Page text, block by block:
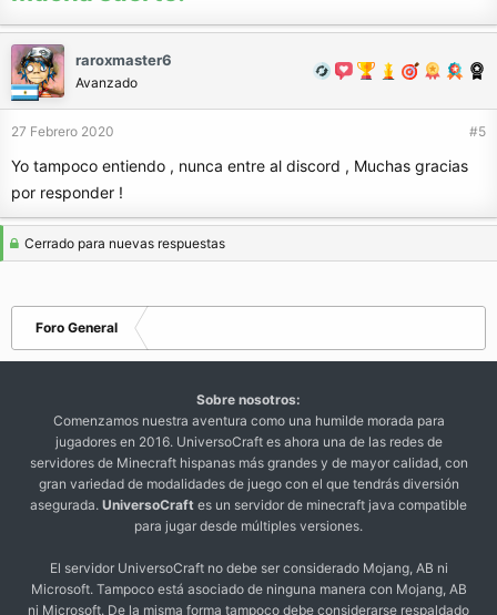
raroxmaster6
Avanzado
27 Febrero 2020 #5
Yo tampoco entiendo , nunca entre al discord , Muchas gracias
por responder !
Cerrado para nuevas respuestas
Foro General
Sobre nosotros:
Comenzamos nuestra aventura como una humilde morada para
jugadores en 2016. UniversoCraft es ahora una de las redes de
servidores de Minecraft hispanas más grandes y de mayor calidad, con
gran variedad de modalidades de juego con el que tendrás diversión
asegurada. UniversoCraft es un servidor de minecraft java compatible
para jugar desde múltiples versiones.
El servidor UniversoCraft no debe ser considerado Mojang, AB ni
Microsoft. Tampoco está asociado de ninguna manera con Mojang, AB
ni Microsoft. De la misma forma tampoco debe considerarse respaldado